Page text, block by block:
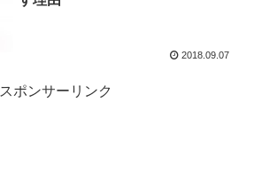
2018.09.07
スポンサーリンク